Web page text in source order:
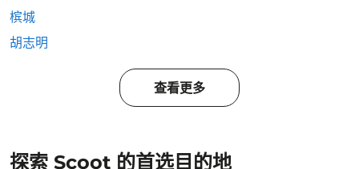
槟城
胡志明
查看更多
探索 Scoot 的首选目的地